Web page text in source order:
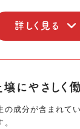
詳しく見る
にやさしく
の成分が含まれて